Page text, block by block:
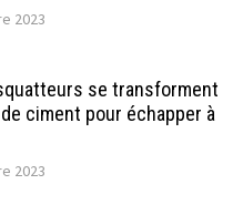
2023
se transforment
ciment pour échapper à
2023